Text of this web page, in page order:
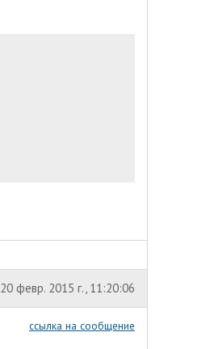
20 февр. 2015 г., 11:20:06
ссылка на сообщение